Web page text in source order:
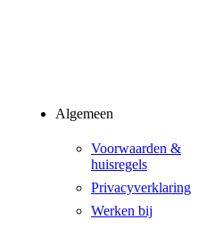
Algemeen
Voorwaarden &
huisregels
Privacyverklaring
Werken bij